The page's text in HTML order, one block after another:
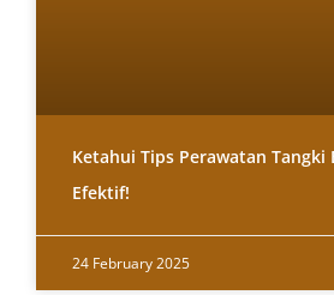
Ketahui Tips Perawatan Tangki
Efektif!
24 February 2025